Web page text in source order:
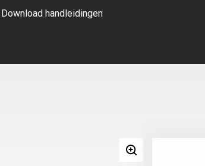
Download handleidingen